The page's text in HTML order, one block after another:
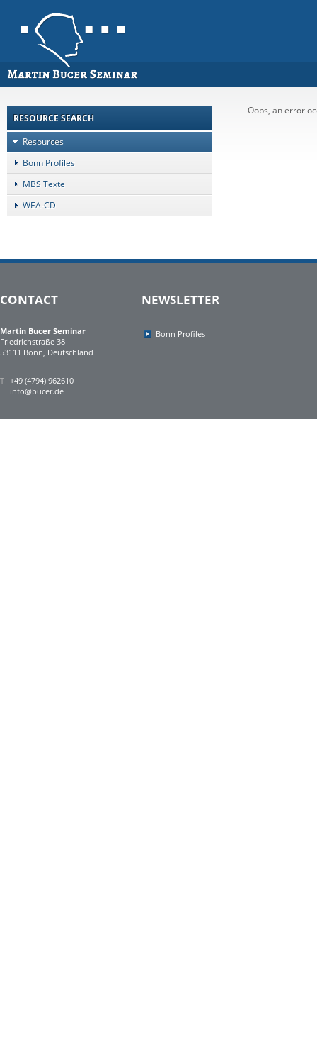
RESOURCE SEARCH
Resources
Bonn Profiles
MBS Texte
WEA-CD
Oops, an error
CONTACT
Martin Bucer Seminar
Friedrichstraße 38
53111 Bonn, Deutschland
T +49 (4794) 962610
E info@bucer.de
NEWSLETTER
Bonn Profiles